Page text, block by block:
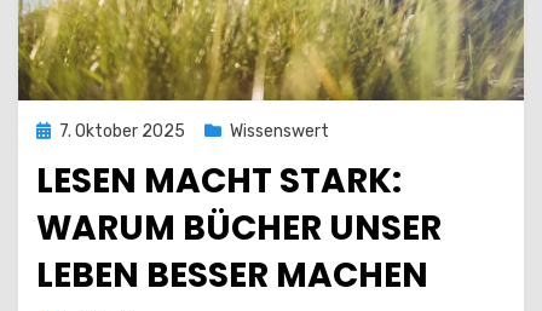
Posted
7. Oktober 2025 Wissenswert
LESEN MACHT STARK:
WARUM BÜCHER UNSER
LEBEN BESSER MACHEN